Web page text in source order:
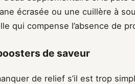
écrasée ou une cuillère à
qui compense l’absence de
de saveur
de relief s’il est trop